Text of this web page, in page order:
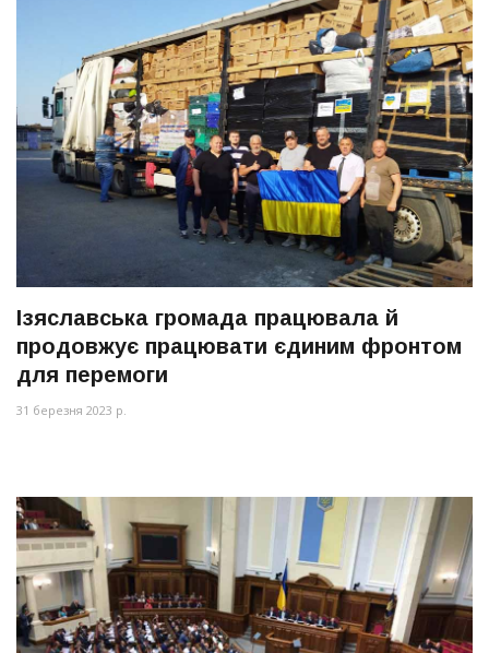
Ізяславська громада працювала й
продовжує працювати єдиним фронтом
для перемоги
31 березня 2023 р.